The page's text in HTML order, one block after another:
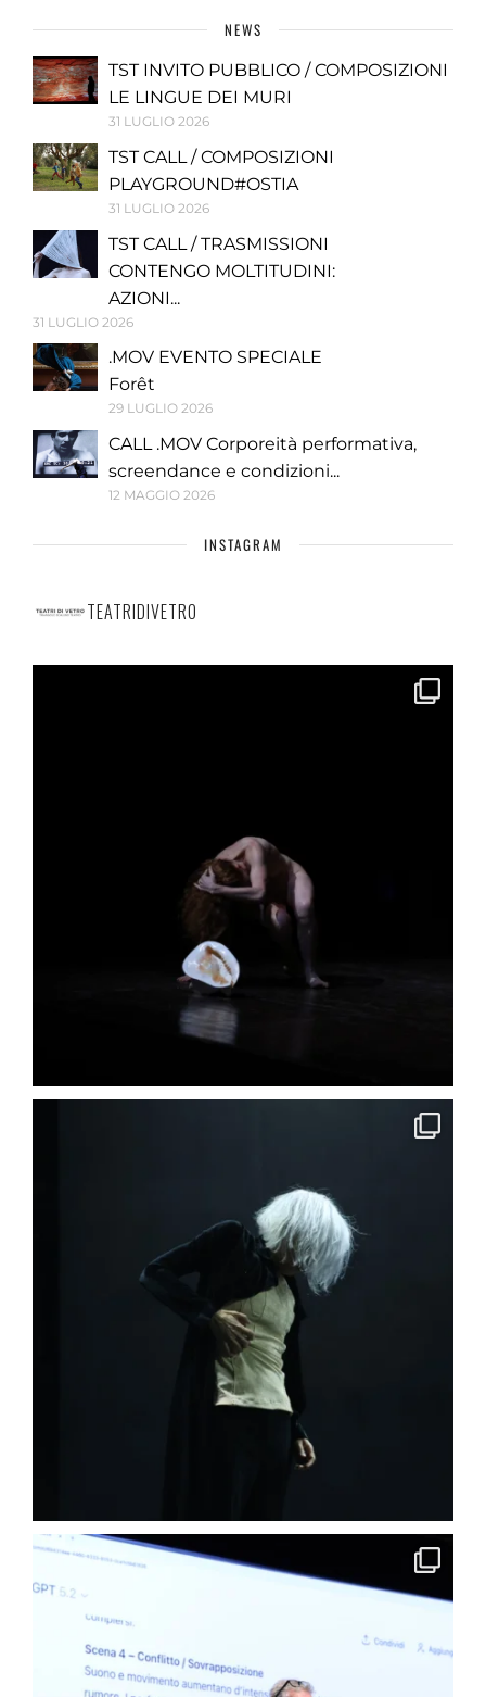
NEWS
TST INVITO PUBBLICO / COMPOSIZIONI
LE LINGUE DEI MURI
31 LUGLIO 2026
TST CALL / COMPOSIZIONI
PLAYGROUND#OSTIA
31 LUGLIO 2026
TST CALL / TRASMISSIONI
CONTENGO MOLTITUDINI:
AZIONI...
31 LUGLIO 2026
.MOV EVENTO SPECIALE
Forêt
29 LUGLIO 2026
CALL .MOV Corporeità performativa,
screendance e condizioni...
12 MAGGIO 2026
INSTAGRAM
TEATRIDIVETRO